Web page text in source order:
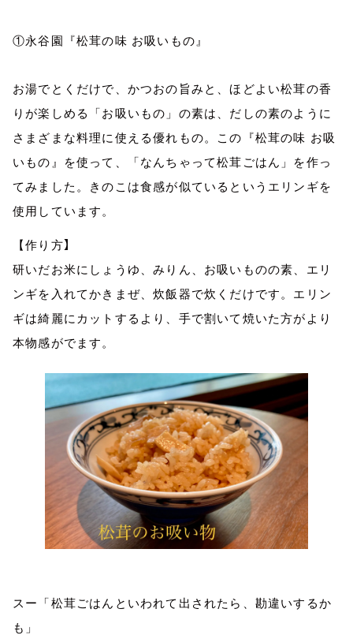
①永谷園『松茸の味 お吸いもの』
お湯でとくだけで、かつおの旨みと、ほどよい松茸の香
りが楽しめる「お吸いもの」の素は、だしの素のように
さまざまな料理に使える優れもの。この『松茸の味 お吸
いもの』を使って、「なんちゃって松茸ごはん」を作っ
てみました。きのこは食感が似ているというエリンギを
使用しています。
【作り方】
研いだお米にしょうゆ、みりん、お吸いものの素、エリ
ンギを入れてかきまぜ、炊飯器で炊くだけです。エリン
ギは綺麗にカットするより、手で割いて焼いた方がより
本物感がでます。
スー「松茸ごはんといわれて出されたら、勘違いするか
も」